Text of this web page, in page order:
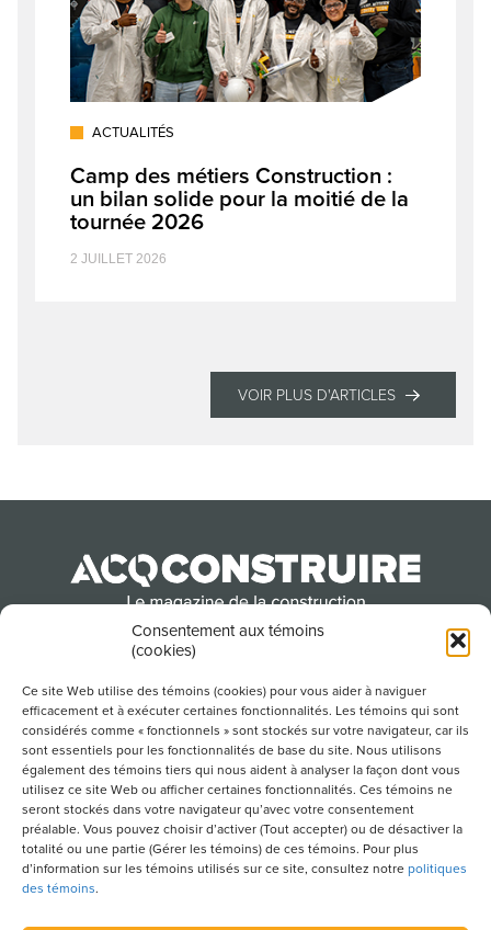
Consentement aux témoins
(cookies)
Ce site Web utilise des témoins (cookies) pour vous aider à naviguer
efficacement et à exécuter certaines fonctionnalités. Les témoins qui sont
considérés comme « fonctionnels » sont stockés sur votre navigateur, car ils
sont essentiels pour les fonctionnalités de base du site. Nous utilisons
également des témoins tiers qui nous aident à analyser la façon dont vous
utilisez ce site Web ou afficher certaines fonctionnalités. Ces témoins ne
seront stockés dans votre navigateur qu’avec votre consentement
préalable. Vous pouvez choisir d’activer (Tout accepter) ou de désactiver la
totalité ou une partie (Gérer les témoins) de ces témoins. Pour plus
d’information sur les témoins utilisés sur ce site, consultez notre politiques
des témoins.
ACTUALITÉS
Camp des métiers Construction :
un bilan solide pour la moitié de la
tournée 2026
2 JUILLET 2026
VOIR PLUS D'ARTICLES
Québec
POUR S’ABONNER À NOTRE INFOLETTRE
LIENS UTILES